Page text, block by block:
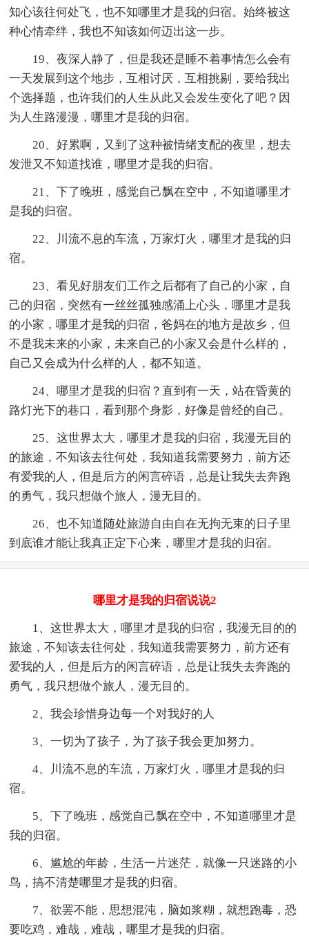
知心该往何处飞，也不知哪里才是我的归宿。始终被这
种心情牵绊，我也不知该如何迈出这一步。
19、夜深人静了，但是我还是睡不着事情怎么会有
一天发展到这个地步，互相讨厌，互相挑剔，要给我出
个选择题，也许我们的人生从此又会发生变化了吧？因
为人生路漫漫，哪里才是我的归宿。
20、好累啊，又到了这种被情绪支配的夜里，想去
发泄又不知道找谁，哪里才是我的归宿。
21、下了晚班，感觉自己飘在空中，不知道哪里才
是我的归宿。
22、川流不息的车流，万家灯火，哪里才是我的归
宿。
23、看见好朋友们工作之后都有了自己的小家，自
己的归宿，突然有一丝丝孤独感涌上心头，哪里才是我
的小家，哪里才是我的归宿，爸妈在的地方是故乡，但
不是我未来的小家，未来自己的小家又会是什么样的，
自己又会成为什么样的人，都不知道。
24、哪里才是我的归宿？直到有一天，站在昏黄的
路灯光下的巷口，看到那个身影，好像是曾经的自己。
25、这世界太大，哪里才是我的归宿，我漫无目的
的旅途，不知该去往何处，我知道我需要努力，前方还
有爱我的人，但是后方的闲言碎语，总是让我失去奔跑
的勇气，我只想做个旅人，漫无目的。
26、也不知道随处旅游自由自在无拘无束的日子里
到底谁才能让我真正定下心来，哪里才是我的归宿。
哪里才是我的归宿说说2
1、这世界太大，哪里才是我的归宿，我漫无目的的
旅途，不知该去往何处，我知道我需要努力，前方还有
爱我的人，但是后方的闲言碎语，总是让我失去奔跑的
勇气，我只想做个旅人，漫无目的。
2、我会珍惜身边每一个对我好的人
3、一切为了孩子，为了孩子我会更加努力。
4、川流不息的车流，万家灯火，哪里才是我的归
宿。
5、下了晚班，感觉自己飘在空中，不知道哪里才是
我的归宿。
6、尴尬的年龄，生活一片迷茫，就像一只迷路的小
鸟，搞不清楚哪里才是我的归宿。
7、欲罢不能，思想混沌，脑如浆糊，就想跑毒，恐
要吃鸡，难哉，难哉，哪里才是我的归宿。